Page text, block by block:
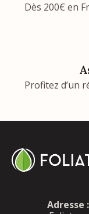
Dès 200€ en
Profitez d’un
Adresse :